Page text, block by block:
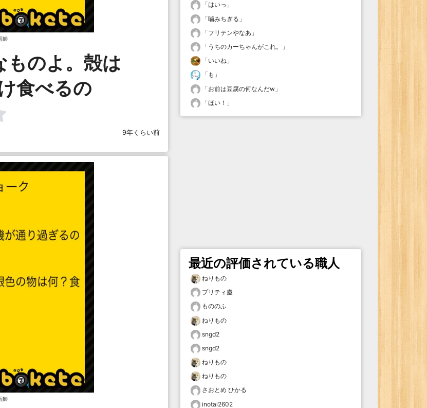
師
ものよ。殻は
食べるの
9年くらい前
師
「はいっ 」
「噛みちぎる 」
「フリテンやなあ 」
「 うちのカーちゃんがこれ。
」
「いいね 」
「 も 」
「お前は豆腐の何なんだw 」
「ほい！ 」
最近の評価されている職人
ねりもの
プリティ慶
もののふ
ねりもの
sngd2
sngd2
ねりもの
ねりもの
さおとめ ひかる
inotai2602